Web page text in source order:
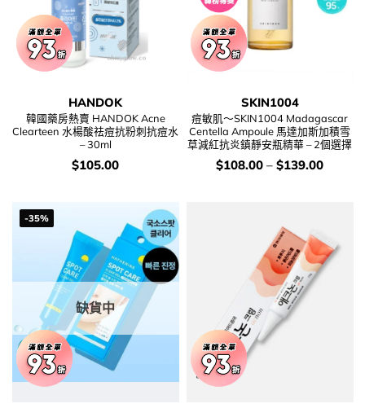
HANDOK
韓國藥房熱賣 HANDOK Acne
Clearteen 水楊酸祛痘抗粉刺抗痘水
– 30ml
價
錢：
$105.00
SKIN1004
痘敏肌～SKIN1004 Madagascar
Centella Ampoule 馬達加斯加積雪
草減紅抗炎鎮靜安瓶精華 – 2個選擇
價
錢：
$108.00 – $139.00
-35%
缺貨中